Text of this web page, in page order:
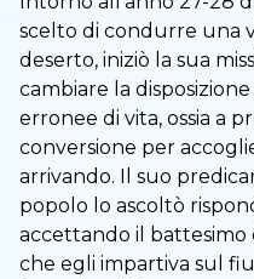
scelto di condurre una
deserto, iniziò la sua
cambiare la
erronee di vita, ossia a
conversione per
arrivando. Il suo
popolo lo ascoltò
accettando il
che egli impartiva sul